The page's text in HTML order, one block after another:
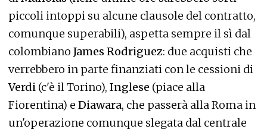
piccoli intoppi su alcune clausole del contratto,
comunque superabili), aspetta sempre il sì dal
colombiano James Rodriguez: due acquisti che
verrebbero in parte finanziati con le cessioni di
Verdi (c'è il Torino), Inglese (piace alla
Fiorentina) e Diawara, che passerà alla Roma in
un'operazione comunque slegata dal centrale